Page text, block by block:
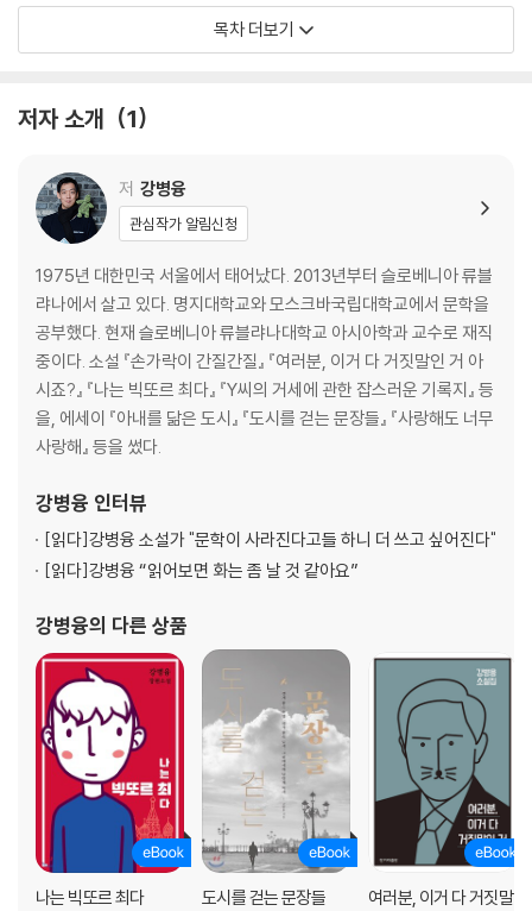
달리다 본 어떤 농사의 모습 74
서재도 없는 명사의 서재 107
이제는 떠난 고양이 127
나가지 말고, 감자전 140
나를 멈추게 하는 157
몸이 멀어진다 할지라도 165
증발에 대해 생각해보셨나요? 174
쥐 이야기 182
낙원을 찾아서 188
과일 먹을 권리 198
아날로그인지 디지털인지 모를 추억들 205
철학이나 막창이나 213
스탠드업 코미디언으로 월드 투어를 할 수 있다면 232
더 이상 걷지 않을 동물원 240
문학이 기적이 되길 249
문학이 사라진다고들 하니 더 쓰고 싶어진다 2 260
목차 더보기
저자 소개 1
저 강병융
관심작가 알림신청
1975년 대한민국 서울에서 태어났다. 2013년부터 슬로베니아 류블
랴나에서 살고 있다. 명지대학교와 모스크바국립대학교에서 문학을
공부했다. 현재 슬로베니아 류블랴나대학교 아시아학과 교수로 재직
중이다. 소설 『손가락이 간질간질』 『여러분, 이거 다 거짓말인 거 아
시죠?』 『나는 빅또르 최다』 『Y씨의 거세에 관한 잡스러운 기록지』 등
을, 에세이 『아내를 닮은 도시』 『도시를 걷는 문장들』 『사랑해도 너무
사랑해』 등을 썼다.
강병융 인터뷰
[읽다]강병융 소설가 "문학이 사라진다고들 하니 더 쓰고 싶어진다"
[읽다]강병융 “읽어보면 화는 좀 날 것 같아요”
강병융의 다른 상품
나는 빅또르 최다 도시를 걷는 문장들
여러분, 이거 다 거짓말